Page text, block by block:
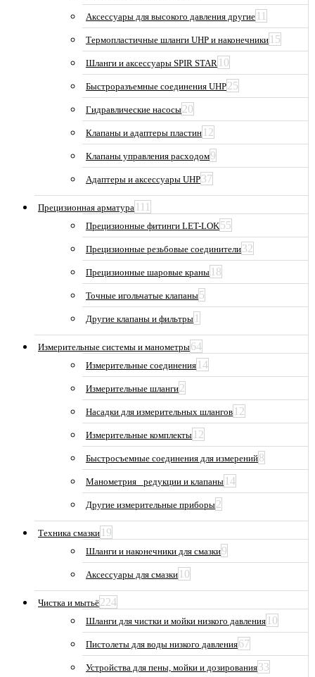
Аксессуары для высокого давления другие 11
Термопластичные шланги UHP и наконечники 15
Шланги и аксессуары SPIR STAR 10
Быстроразъемные соединения UHP25
Гидравлические насосы20
Клапаны и адаптеры пластин 12
Клапаны управления расходом9
Адаптеры и аксессуары UHP37
Прецизионная арматура 111
Прецизионные фитинги LET-LOK55
Прецизионные резьбовые соединители32
Прецизионные шаровые краны 18
Точные игольчатые клапаны5
Другие клапаны и фильтры 1
Измерительные системы и манометры64
Измерительные соединения 14
Измерительные шланги2
Насадки для измерительных шлангов 12
Измерительные комплекты 12
Быстросъемные соединения для измерений8
Манометрия_ редукции и клапаны 14
Другие измерительные приборы2
Техника смазки 19
Шланги и наконечники для смазки9
Аксессуары для смазки 10
Чистка и мытьё224
Шланги для чистки и мойки низкого давления 10
Пистолеты для воды низкого давления67
Устройства для пены, мойки и дозирования33